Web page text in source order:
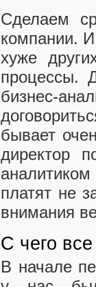
Сделаем
компании.
хуже
процессы.
бизнес-
бывает
директор
платят не
внимания
С чего
В начале